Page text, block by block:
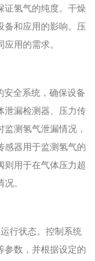
证氢气的纯度。干燥
备和应用的影响。压
用的需求。
全系统，确保设备
泄漏检测器、压力传
测氢气泄漏情况，
感器用于监测氢气的
则用于在气体压力超
。
行状态。控制系统
参数，并根据设定的